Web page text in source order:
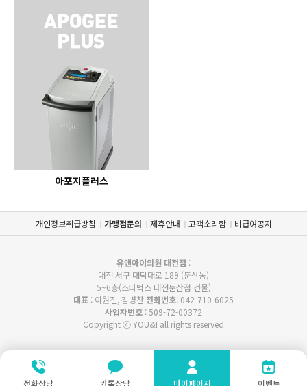
아포지플러스
전화상담 카톡상담 마이페이지 이벤트
개인정보취급방침 가맹점문의 제휴안내 고객소리함 비급여공지
유앤아이의원 대전점 :
대전 서구 대덕대로 189 (둔산동)
5~6층(스타벅스 대전둔산점 건물)
대표 : 이원진, 김병찬전화번호: 042-710-6025
사업자번호 : 509-72-00372
Copyright ⓒ YOU&I all rights reserved